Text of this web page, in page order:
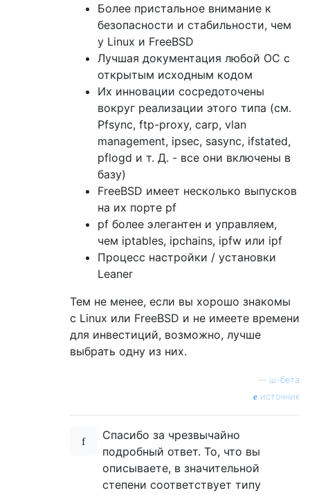
Более пристальное внимание к
безопасности и стабильности, чем
у Linux и FreeBSD
Лучшая документация любой ОС с
открытым исходным кодом
Их инновации сосредоточены
вокруг реализации этого типа (см.
Pfsync, ftp-proxy, carp, vlan
management, ipsec, sasync, ifstated,
pflogd и т. Д. - все они включены в
базу)
FreeBSD имеет несколько выпусков
на их порте pf
pf более элегантен и управляем,
чем iptables, ipchains, ipfw или ipf
Процесс настройки / установки
Leaner
Тем не менее, если вы хорошо знакомы
с Linux или FreeBSD и не имеете времени
для инвестиций, возможно, лучше
выбрать одну из них.
ш-бета
источник
Спасибо за чрезвычайно
подробный ответ. То, что вы
описываете, в значительной
степени соответствует типу